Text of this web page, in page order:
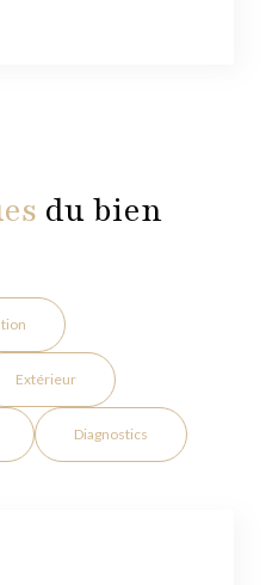
du bien
Extérieur
Diagnostics